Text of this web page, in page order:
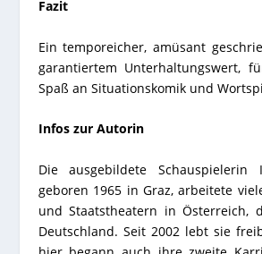
Fazit
Ein temporeicher, amüsant
garantiertem Unterhaltungswert,
Spaß an Situationskomik und
Infos zur Autorin
Die ausgebildete Schauspielerin
geboren 1965 in Graz, arbeitete
und Staatstheatern in Österreich,
Deutschland. Seit 2002 lebt sie